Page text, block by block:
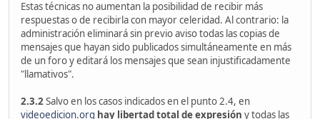
Estas técnicas no aumentan la posibilidad de recibir más
respuestas o de recibirla con mayor celeridad. Al contrario: la
administración eliminará sin previo aviso todas las copias de
mensajes que hayan sido publicados simultáneamente en más
de un foro y editará los mensajes que sean injustificadamente
"llamativos".
2.3.2Salvo en los casos indicados en el punto 2.4, en
videoedicion.org hay libertad total de expresión y todas las